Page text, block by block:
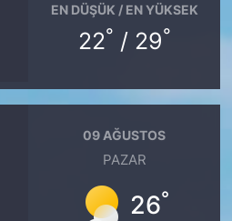
EN DÜŞÜK / EN YÜKSEK
22° / 29°
09 AĞUSTOS
PAZAR
26°